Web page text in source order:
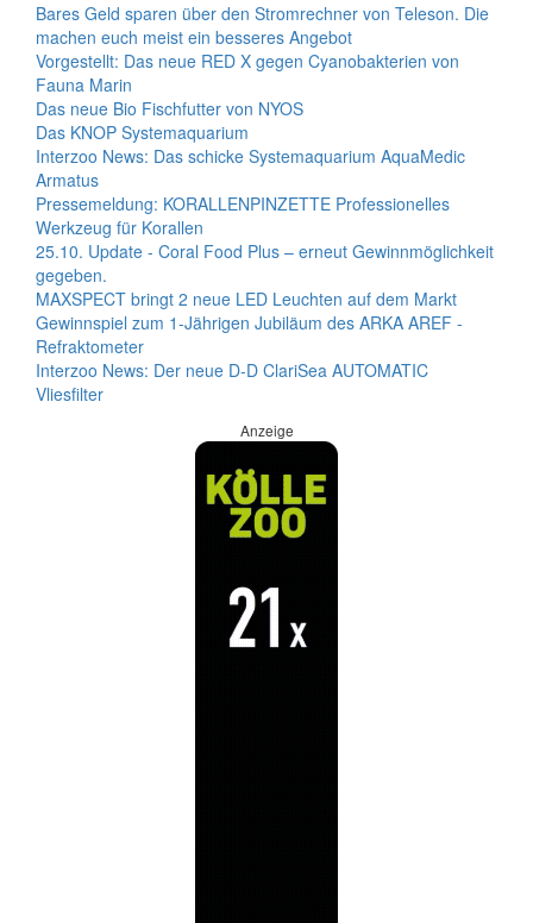
Bares Geld sparen über den Stromrechner von Teleson. Die
machen euch meist ein besseres Angebot
Vorgestellt: Das neue RED X gegen Cyanobakterien von
Fauna Marin
Das neue Bio Fischfutter von NYOS
Das KNOP Systemaquarium
Interzoo News: Das schicke Systemaquarium AquaMedic
Armatus
Pressemeldung: KORALLENPINZETTE Professionelles
Werkzeug für Korallen
25.10. Update - Coral Food Plus – erneut Gewinnmöglichkeit
gegeben.
MAXSPECT bringt 2 neue LED Leuchten auf dem Markt
Gewinnspiel zum 1-Jährigen Jubiläum des ARKA AREF -
Refraktometer
Interzoo News: Der neue D-D ClariSea AUTOMATIC
Vliesfilter
Anzeige